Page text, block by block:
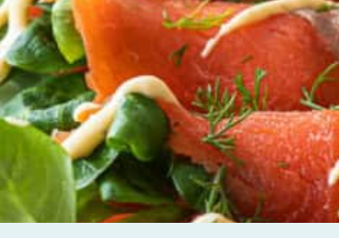
slow